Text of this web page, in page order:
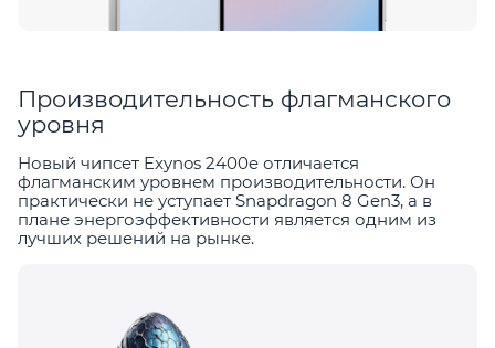
Производительность флагманского
уровня
Новый чипсет Exynos 2400e отличается
флагманским уровнем производительности. Он
практически не уступает Snapdragon 8 Gen3, а в
плане энергоэффективности является одним из
лучших решений на рынке.